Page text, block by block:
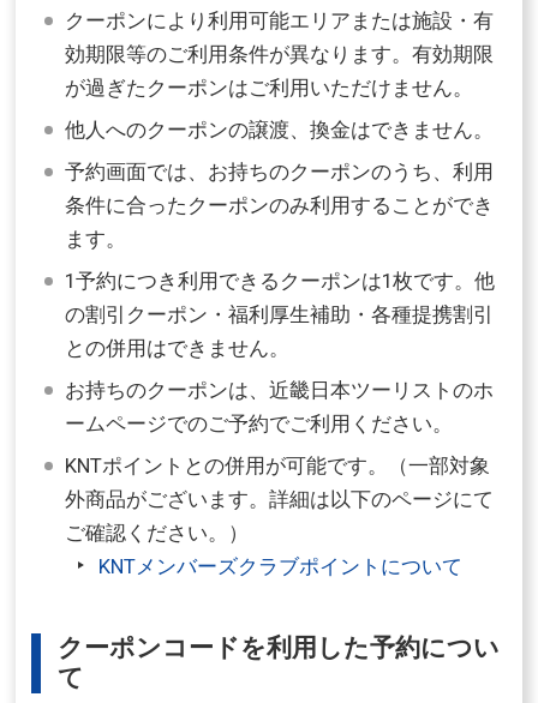
クーポンにより利用可能エリアまたは施設・有
効期限等のご利用条件が異なります。有効期限
が過ぎたクーポンはご利用いただけません。
他人へのクーポンの譲渡、換金はできません。
予約画面では、お持ちのクーポンのうち、利用
条件に合ったクーポンのみ利用することができ
ます。
1予約につき利用できるクーポンは1枚です。他
の割引クーポン・福利厚生補助・各種提携割引
との併用はできません。
お持ちのクーポンは、近畿日本ツーリストのホ
ームページでのご予約でご利用ください。
KNTポイントとの併用が可能です。（一部対象
外商品がございます。詳細は以下のページにて
ご確認ください。）
KNTメンバーズクラブポイントについて
クーポンコードを利用した予約につい
て